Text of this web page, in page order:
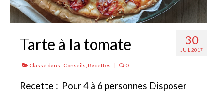
Arrosage
Enterré / Regards
30
JUIL 2017
Tarte à la tomate
Classé dans : Conseils Recettes 0
Recette : Pour 4 à 6 personnes Disposer